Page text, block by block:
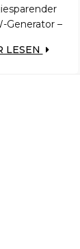
Generator –
und
LESEN